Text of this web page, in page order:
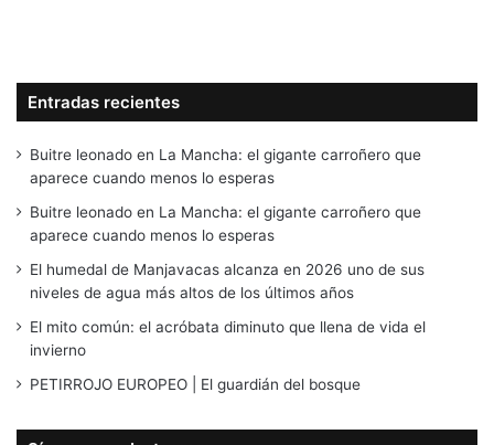
Entradas recientes
Buitre leonado en La Mancha: el gigante carroñero que
aparece cuando menos lo esperas
Buitre leonado en La Mancha: el gigante carroñero que
aparece cuando menos lo esperas
El humedal de Manjavacas alcanza en 2026 uno de sus
niveles de agua más altos de los últimos años
El mito común: el acróbata diminuto que llena de vida el
invierno
PETIRROJO EUROPEO | El guardián del bosque